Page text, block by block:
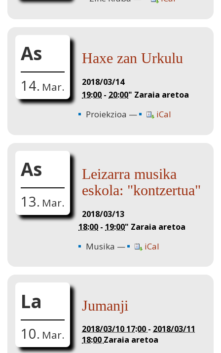
As
14. Mar.
Haxe zan Urkulu
2018/03/14
19:00 - 20:00" Zaraia aretoa
Proiekzioa iCal
As
13. Mar.
Leizarra musika
eskola: "kontzertua"
2018/03/13
18:00 - 19:00" Zaraia aretoa
Musika iCal
La
10. Mar.
Jumanji
2018/03/10 17:00 - 2018/03/11
18:00 Zaraia aretoa